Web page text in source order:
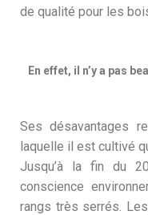
de qualité pour les
En effet, il n’y a pas
Ses désavantages
laquelle il est cultivé
Jusqu’à la fin du
conscience
rangs très serrés.